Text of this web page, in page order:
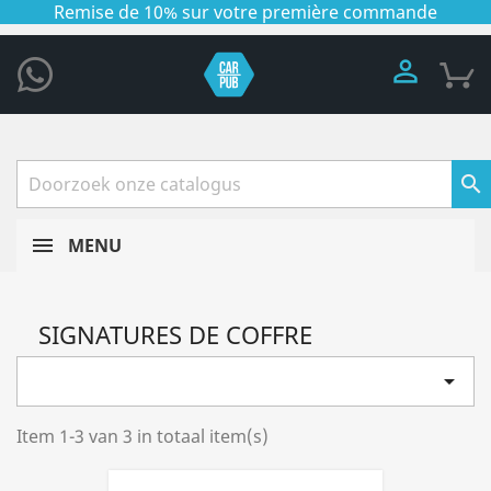
Remise de 10% sur votre première commande


MENU
SIGNATURES DE COFFRE

Item 1-3 van 3 in totaal item(s)